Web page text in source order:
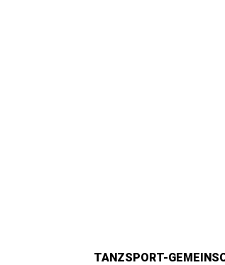
TANZSPORT-